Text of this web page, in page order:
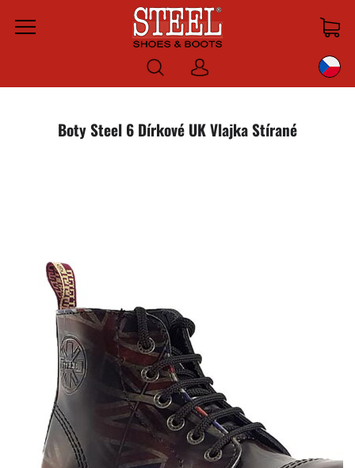
Menu
Prihlásiť
sa
Boty Steel 6 Dírkové UK Vlajka Stírané